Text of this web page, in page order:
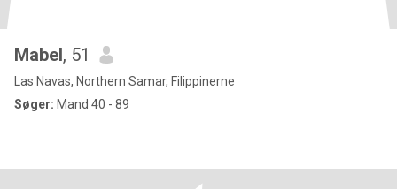
Mabel, 51
Las Navas, Northern Samar, Filippinerne
Søger: Mand 40 - 89